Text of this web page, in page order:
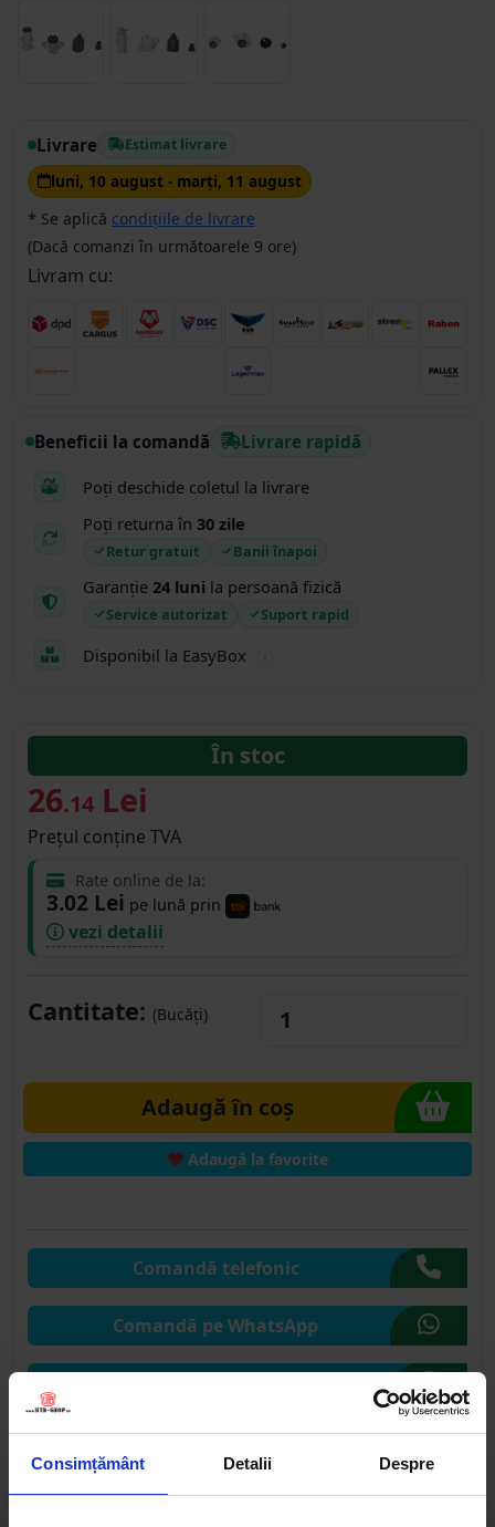
Consimțământ Detalii Despre
Livrare Estimat livrare
luni, 10 august - marţi, 11 august
* Se aplică condițiile de livrare
(Dacă comanzi în următoarele 9 ore)
Livram cu:
Beneficii la comandă Livrare rapidă
Poți deschide coletul la livrare
Poți returna în 30 zile
Retur gratuit Banii înapoi
Garanție 24 luni la persoană fizică
Service autorizat Suport rapid
Disponibil la EasyBox
În stoc
26.14 Lei
Prețul conține TVA
Rate online de la:
3.02 Lei pe lună prin
vezi detalii
Cantitate: (Bucăți)
Adaugă în coș
Adaugă la favorite
Comandă telefonic
Comandă pe WhatsApp
Solicită publicare SEAP